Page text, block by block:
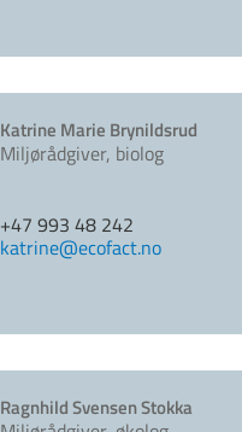
Katrine Marie Brynildsrud
Miljørådgiver, biolog
+47 993 48 242
katrine@ecofact.no
Ragnhild Svensen Stokka